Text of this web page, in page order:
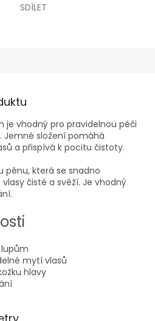
SDÍLET
je vhodný pro pravidelnou péči
Jemné složení pomáhá
a přispívá k pocitu čistoty.
pěnu, která se snadno
čisté a svěží. Je vhodný
mytí vlasů
hlavy